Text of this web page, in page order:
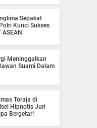
Sepakat
Kunci Sukses
ASEAN
Meninggalkan
Suami Dalam
Toraja di
Hipnotis Juri
Bergetar!